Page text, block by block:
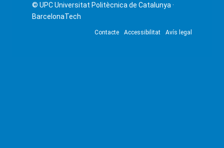
© UPCUniversitat Politècnica de Catalunya ·
BarcelonaTech
Contacte Accessibilitat Avís legal